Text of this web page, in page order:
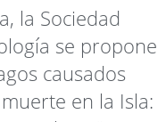
la Sociedad
se propone
causados
en la Isla: